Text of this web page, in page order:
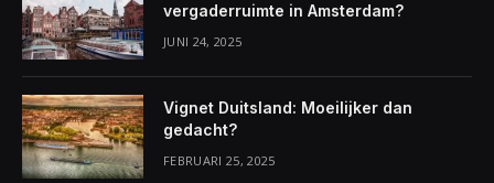
vergaderruimte in Amsterdam?
JUNI 24, 2025
Vignet Duitsland: Moeilijker dan
gedacht?
FEBRUARI 25, 2025